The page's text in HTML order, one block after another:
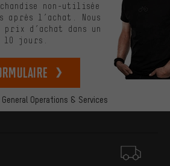
General Operations & Services
non-utilisée
après l’achat. Nous
d’achat dans un
jours.